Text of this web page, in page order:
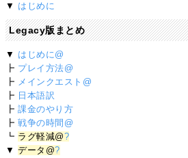
▼ はじめに
Legacy版まとめ
▼ はじめに@
┣ プレイ方法@
┣ メインクエスト@
┣ 日本語訳
┣課金のやり方
┣戦争の時間@
┗ ラグ軽減@?
▼データ@?